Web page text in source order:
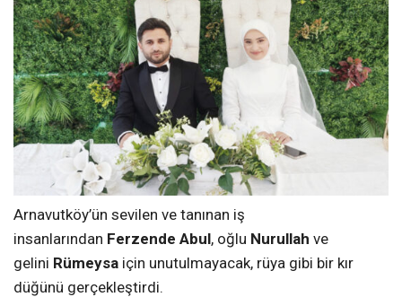
Arnavutköy’ün sevilen ve tanınan iş
insanlarından Ferzende Abul, oğlu Nurullah ve
gelini Rümeysa için unutulmayacak, rüya gibi bir kır
düğünü gerçekleştirdi.